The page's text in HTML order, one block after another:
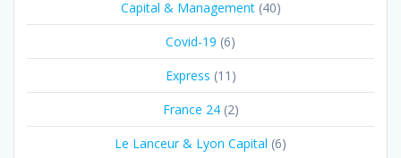
Capital & Management(40)
Covid-19 (6)
Express (11)
France 24(2)
Le Lanceur & Lyon Capital (6)